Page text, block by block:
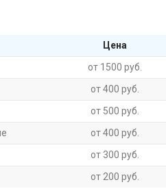
Цена
от 1500 руб.
от 400 руб.
от 500 руб.
от 400 руб.
от 300 руб.
от 200 руб.